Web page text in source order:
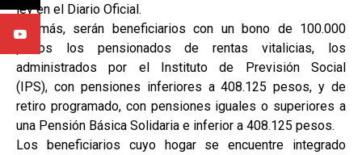
ley en el Diario Oficial.
Además, serán beneficiarios con un bono de 100.000
pesos los pensionados de rentas vitalicias, los
administrados por el Instituto de Previsión Social
(IPS), con pensiones inferiores a 408.125 pesos, y de
retiro programado, con pensiones iguales o superiores a
una Pensión Básica Solidaria e inferior a 408.125 pesos.
Los beneficiarios cuyo hogar se encuentre integrado